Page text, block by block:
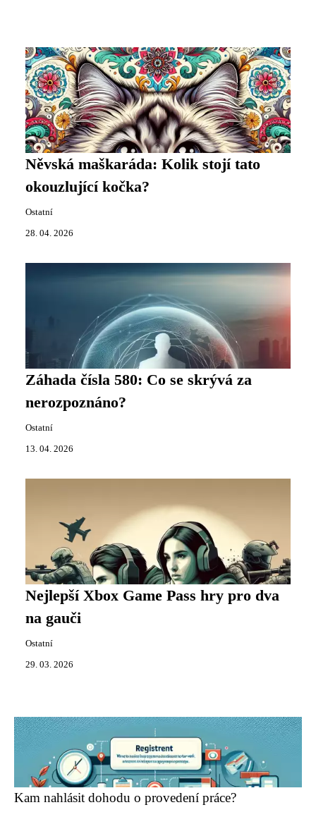
Něvská maškaráda: Kolik stojí tato
okouzlující kočka?
Ostatní
28. 04. 2026
Záhada čísla 580: Co se skrývá za
nerozpoznáno?
Ostatní
13. 04. 2026
Nejlepší Xbox Game Pass hry pro dva
na gauči
Ostatní
29. 03. 2026
Kam nahlásit dohodu o provedení práce?